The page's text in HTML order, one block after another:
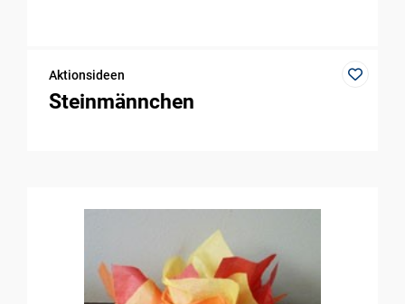
Aktionsideen
Steinmännchen